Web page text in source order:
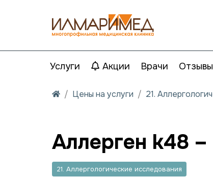
Услуги Акции Врачи Отзывы
Цены на услуги 21.
Аллерген k48
21. Аллергологические исследования